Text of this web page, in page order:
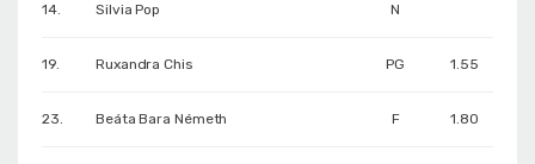
14. Silvia Pop N
19. Ruxandra Chis PG 1.55
23. Beáta Bara Németh F 1.80